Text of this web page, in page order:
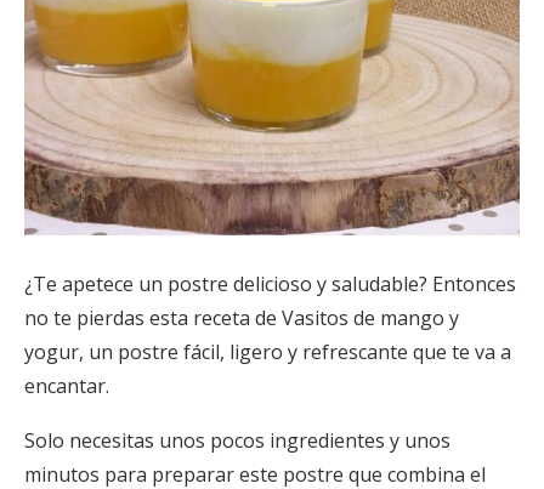
¿Te apetece un postre delicioso y saludable? Entonces
no te pierdas esta receta de Vasitos de mango y
yogur, un postre fácil, ligero y refrescante que te va a
encantar.
Solo necesitas unos pocos ingredientes y unos
minutos para preparar este postre que combina el